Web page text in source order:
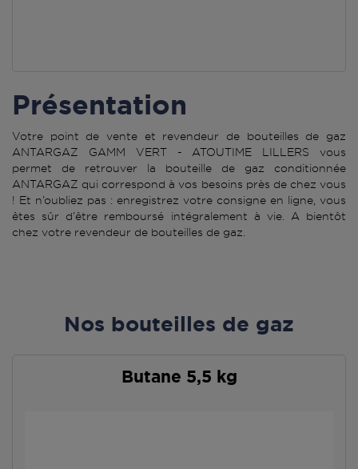
Présentation
Votre point de vente et revendeur de bouteilles de gaz
ANTARGAZ GAMM VERT - ATOUTIME LILLERS vous
permet de retrouver la bouteille de gaz conditionnée
ANTARGAZ qui correspond à vos besoins près de chez vous
! Et n’oubliez pas : enregistrez votre consigne en ligne, vous
êtes sûr d’être remboursé intégralement à vie. A bientôt
chez votre revendeur de bouteilles de gaz.
Nos bouteilles de gaz
Butane 5,5 kg